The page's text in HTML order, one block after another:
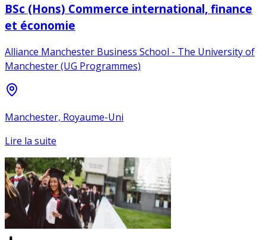
BSc (Hons) Commerce international, finance
et économie
Alliance Manchester Business School - The University of
Manchester (UG Programmes)
Manchester, Royaume-Uni
Lire la suite